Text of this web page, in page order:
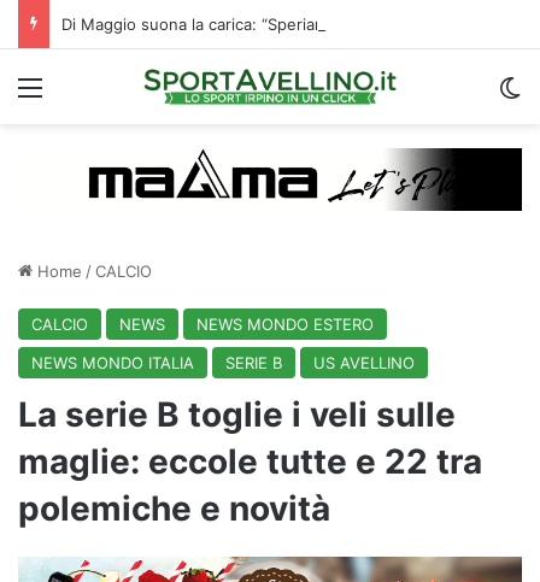
Menu
Home /CALCIO
CALCIO NEWS
NEWS MONDO ESTERO
NEWS MONDO ITALIA
SERIE B US AVELLINO
La serie B toglie i veli sulle
maglie: eccole tutte e 22 tra
polemiche e novità